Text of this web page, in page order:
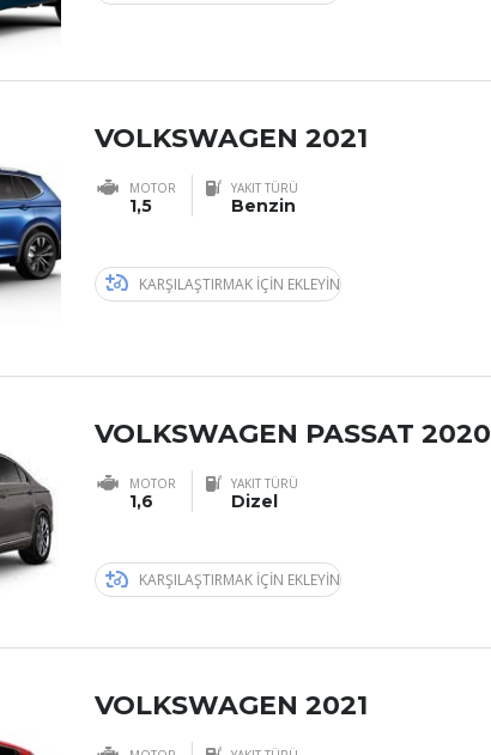
VOLKSWAGEN 2021
MOTOR
1,5
YAKIT TÜRÜ
Benzin
KARŞILAŞTIRMAK IÇIN EKLEYIN
VOLKSWAGEN PASSAT 2020
MOTOR
1,6
YAKIT TÜRÜ
Dizel
KARŞILAŞTIRMAK IÇIN EKLEYIN
VOLKSWAGEN 2021